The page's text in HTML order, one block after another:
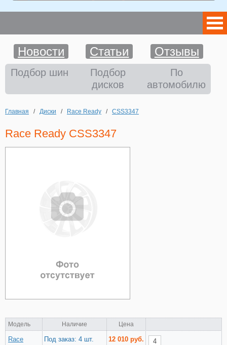
Шины
Диски
Аккумуляторы
Аксессуары
Новости Статьи Отзывы
Подбор шин
Подбор
дисков
По
автомобилю
Главная / Диски / Race Ready / CSS3347
Race Ready CSS3347
Модель Наличие Цена
Race
Под заказ: 4 шт.
12 010 руб.